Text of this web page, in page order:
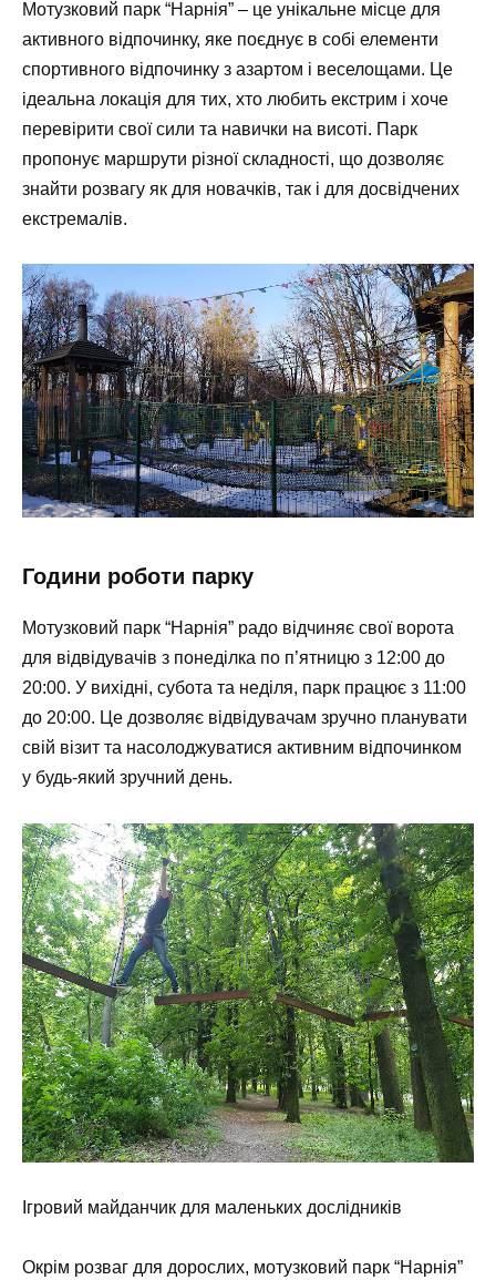
Мотузковий парк “Нарнія” – це унікальне місце для
активного відпочинку, яке поєднує в собі елементи
спортивного відпочинку з азартом і веселощами. Це
ідеальна локація для тих, хто любить екстрим і хоче
перевірити свої сили та навички на висоті. Парк
пропонує маршрути різної складності, що дозволяє
знайти розвагу як для новачків, так і для досвідчених
екстремалів.
Години роботи парку
Мотузковий парк “Нарнія” радо відчиняє свої ворота
для відвідувачів з понеділка по п’ятницю з 12:00 до
20:00. У вихідні, субота та неділя, парк працює з 11:00
до 20:00. Це дозволяє відвідувачам зручно планувати
свій візит та насолоджуватися активним відпочинком
у будь-який зручний день.
Ігровий майданчик для маленьких дослідників
Окрім розваг для дорослих, мотузковий парк “Нарнія”